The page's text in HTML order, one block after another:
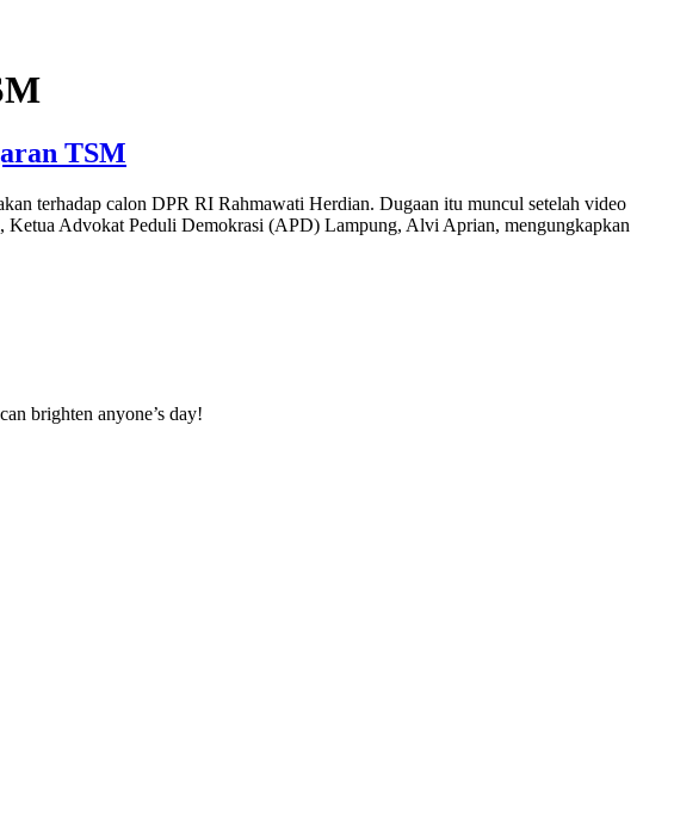
TSM
terhadap calon DPR RI Rahmawati Herdian. Dugaan itu muncul setelah video
Ketua Advokat Peduli Demokrasi (APD) Lampung, Alvi Aprian, mengungkapkan
brighten anyone’s day!